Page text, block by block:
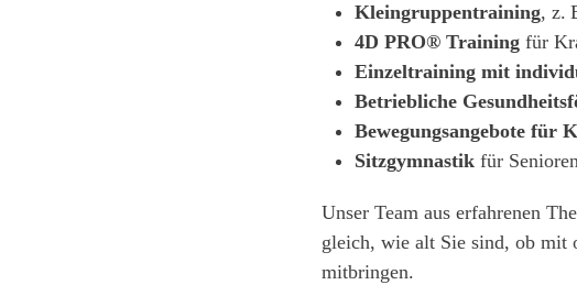
Kleingruppentraining, z.
4D PRO® Training für
Einzeltraining mit
Betriebliche
Bewegungsangebote für
Sitzgymnastik für
Unser Team aus erfahrenen
gleich, wie alt Sie sind, ob mit
mitbringen.